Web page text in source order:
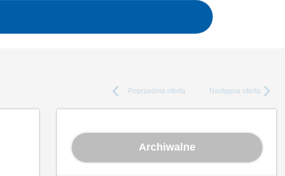
Poprzednia oferta Następna oferta
Archiwalne